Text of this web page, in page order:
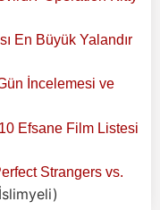
En Büyük Yalandır
İncelemesi ve
Efsane Film Listesi
Strangers vs.